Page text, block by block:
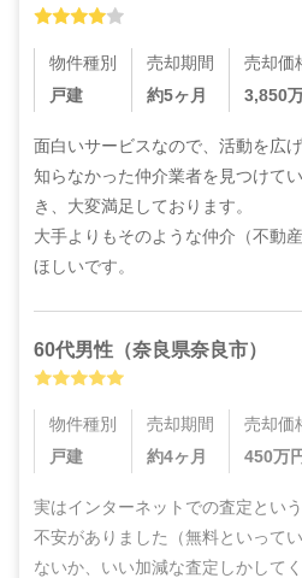
物件種別
戸建
売却期間
約5ヶ月
売却価
3,850
面白いサービスなので、活動を広げ
知らなかった仲介業者を見つけて
き、大変満足しております。
大手よりもそのような仲介（不動
ほしいです。
60代男性 （奈良県奈良市）
物件種別
戸建
売却期間
約4ヶ月
売却価
450万
実はインターネットでの査定とい
不安がありました（無料といって
ないか、いい加減な査定しかして